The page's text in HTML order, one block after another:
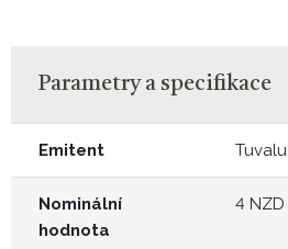
Parametry a specifikace
Emitent Tuvalu
Nominální
hodnota
4 NZD